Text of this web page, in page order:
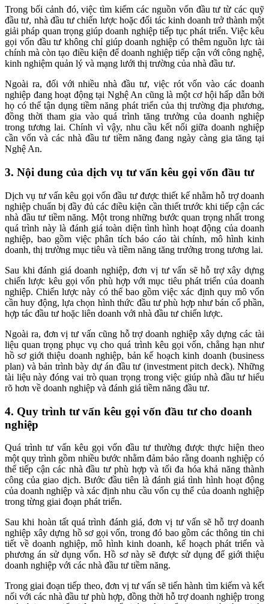
Trong bối cảnh đó, việc tìm kiếm các nguồn vốn đầu tư từ các quỹ
đầu tư, nhà đầu tư chiến lược hoặc đối tác kinh doanh trở thành một
giải pháp quan trọng giúp doanh nghiệp tiếp tục phát triển. Việc kêu
gọi vốn đầu tư không chỉ giúp doanh nghiệp có thêm nguồn lực tài
chính mà còn tạo điều kiện để doanh nghiệp tiếp cận với công nghệ,
kinh nghiệm quản lý và mạng lưới thị trường của nhà đầu tư.
Ngoài ra, đối với nhiều nhà đầu tư, việc rót vốn vào các doanh
nghiệp đang hoạt động tại Nghệ An cũng là một cơ hội hấp dẫn bởi
họ có thể tận dụng tiềm năng phát triển của thị trường địa phương,
đồng thời tham gia vào quá trình tăng trưởng của doanh nghiệp
trong tương lai. Chính vì vậy, nhu cầu kết nối giữa doanh nghiệp
cần vốn và các nhà đầu tư tiềm năng đang ngày càng gia tăng tại
Nghệ An.
3. Nội dung của dịch vụ tư vấn kêu gọi vốn đầu tư
Dịch vụ tư vấn kêu gọi vốn đầu tư được thiết kế nhằm hỗ trợ doanh
nghiệp chuẩn bị đầy đủ các điều kiện cần thiết trước khi tiếp cận các
nhà đầu tư tiềm năng. Một trong những bước quan trọng nhất trong
quá trình này là đánh giá toàn diện tình hình hoạt động của doanh
nghiệp, bao gồm việc phân tích báo cáo tài chính, mô hình kinh
doanh, thị trường mục tiêu và tiềm năng tăng trưởng trong tương lai.
Sau khi đánh giá doanh nghiệp, đơn vị tư vấn sẽ hỗ trợ xây dựng
chiến lược kêu gọi vốn phù hợp với mục tiêu phát triển của doanh
nghiệp. Chiến lược này có thể bao gồm việc xác định quy mô vốn
cần huy động, lựa chọn hình thức đầu tư phù hợp như bán cổ phần,
hợp tác đầu tư hoặc liên doanh với nhà đầu tư chiến lược.
Ngoài ra, đơn vị tư vấn cũng hỗ trợ doanh nghiệp xây dựng các tài
liệu quan trọng phục vụ cho quá trình kêu gọi vốn, chẳng hạn như
hồ sơ giới thiệu doanh nghiệp, bản kế hoạch kinh doanh (business
plan) và bản trình bày dự án đầu tư (investment pitch deck). Những
tài liệu này đóng vai trò quan trọng trong việc giúp nhà đầu tư hiểu
rõ hơn về doanh nghiệp và đánh giá tiềm năng đầu tư.
4. Quy trình tư vấn kêu gọi vốn đầu tư cho doanh
nghiệp
Quá trình tư vấn kêu gọi vốn đầu tư thường được thực hiện theo
một quy trình gồm nhiều bước nhằm đảm bảo rằng doanh nghiệp có
thể tiếp cận các nhà đầu tư phù hợp và tối đa hóa khả năng thành
công của giao dịch. Bước đầu tiên là đánh giá tình hình hoạt động
của doanh nghiệp và xác định nhu cầu vốn cụ thể của doanh nghiệp
trong từng giai đoạn phát triển.
Sau khi hoàn tất quá trình đánh giá, đơn vị tư vấn sẽ hỗ trợ doanh
nghiệp xây dựng hồ sơ gọi vốn, trong đó bao gồm các thông tin chi
tiết về doanh nghiệp, mô hình kinh doanh, kế hoạch phát triển và
phương án sử dụng vốn. Hồ sơ này sẽ được sử dụng để giới thiệu
doanh nghiệp với các nhà đầu tư tiềm năng.
Trong giai đoạn tiếp theo, đơn vị tư vấn sẽ tiến hành tìm kiếm và kết
nối với các nhà đầu tư phù hợp, đồng thời hỗ trợ doanh nghiệp trong